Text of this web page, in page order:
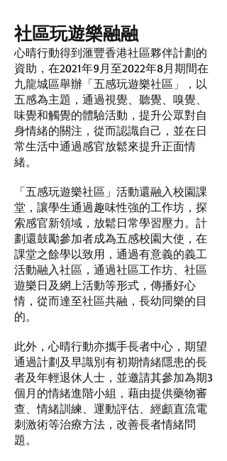
社區玩遊樂融融
心晴行動得到滙豐香港社區夥伴計劃的
資助，在2021年9月至2022年8月期間在
九龍城區舉辦「五感玩遊樂社區」，以
五感為主題，通過視覺、聽覺、嗅覺、
味覺和觸覺的體驗活動，提升公眾對自
身情緒的關注，從而認識自己，並在日
常生活中通過感官放鬆來提升正面情
緒。
「五感玩遊樂社區」活動還融入校園課
堂，讓學生通過趣味性強的工作坊，探
索感官新領域，放鬆日常學習壓力。計
劃還鼓勵參加者成為五感校園大使，在
課堂之餘學以致用，通過有意義的義工
活動融入社區，通過社區工作坊、社區
遊樂日及網上活動等形式，傳播好心
情，從而達至社區共融，長幼同樂的目
的。
此外，心晴行動亦攜手長者中心，期望
通過計劃及早識別有初期情緒隱患的長
者及年輕退休人士，並邀請其參加為期3
個月的情緒進階小組，藉由提供藥物審
查、情緒訓練、運動評估、經顱直流電
刺激術等治療方法，改善長者情緒問
題。